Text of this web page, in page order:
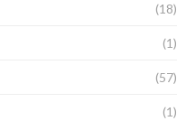
(18)
(1)
(57)
(1)